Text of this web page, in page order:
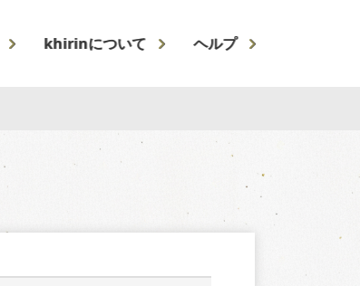
khirinについて ヘルプ